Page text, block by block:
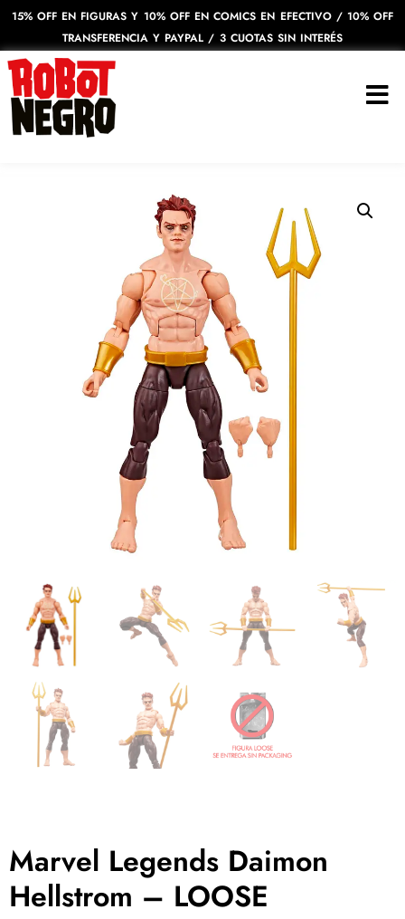
15% OFF EN FIGURAS Y 10% OFF EN COMICS EN EFECTIVO / 10% OFF
TRANSFERENCIA Y PAYPAL / 3 CUOTAS SIN INTERÉS
Marvel Legends Daimon
Hellstrom – LOOSE